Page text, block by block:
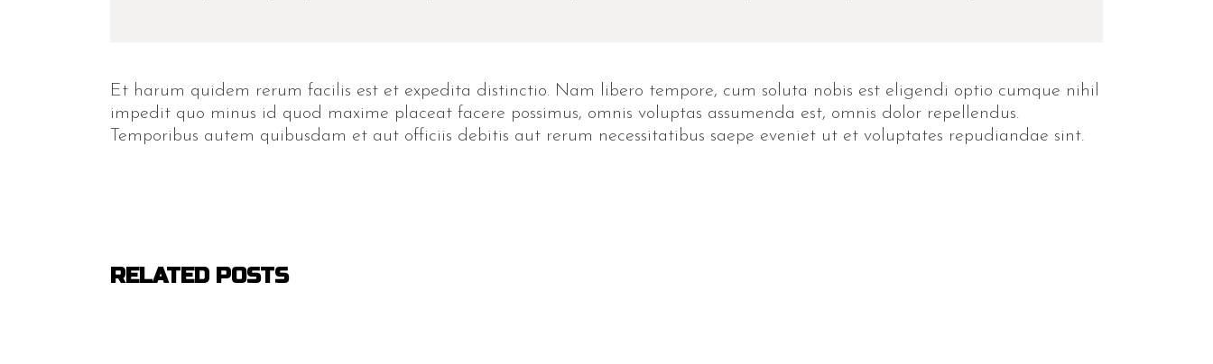
Et harum quidem rerum facilis est et expedita distinctio. Nam libero tempore, cum soluta nobis est eligendi optio cumque nihil
impedit quo minus id quod maxime placeat facere possimus, omnis voluptas assumenda est, omnis dolor repellendus.
Temporibus autem quibusdam et aut officiis debitis aut rerum necessitatibus saepe eveniet ut et voluptates repudiandae sint.
RELATED POSTS